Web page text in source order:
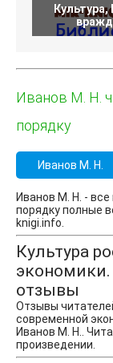
Иванов М. Н.
порядку
Иванов М. Н.
Иванов М. Н. -
порядку полные
knigi.info.
Культура
отзывы
Отзывы
современной
Иванов М. Н..
произведении.